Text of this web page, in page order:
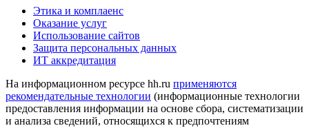
Этика и комплаенс
Оказание услуг
Использование сайтов
Защита персональных данных
ИТ аккредитация
На информационном ресурсе hh.ru применяются
рекомендательные технологии (информационные технологии
предоставления информации на основе сбора, систематизации
и анализа сведений, относящихся к предпочтениям